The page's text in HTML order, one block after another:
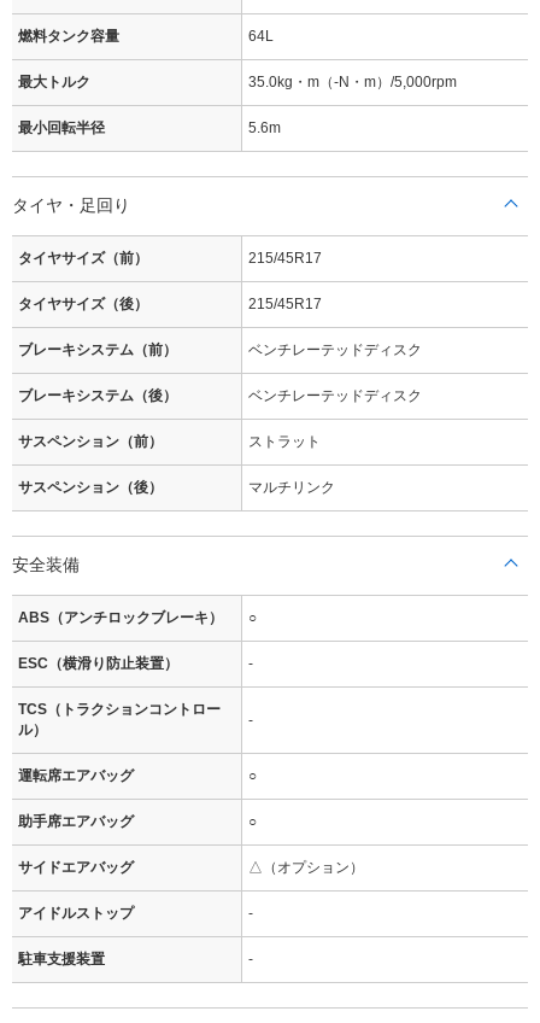
燃料タンク容量 64L
最大トルク 35.0kg・m（-N・m）/5,000rpm
最小回転半径 5.6m
タイヤ・足回り
タイヤサイズ（前） 215/45R17
タイヤサイズ（後） 215/45R17
ブレーキシステム（前） ベンチレーテッドディスク
ブレーキシステム（後） ベンチレーテッドディスク
サスペンション（前） ストラット
サスペンション（後） マルチリンク
安全装備
ABS（アンチロックブレーキ） ○
ESC（横滑り防止装置） -
TCS（トラクションコントロー
ル）
-
運転席エアバッグ ○
助手席エアバッグ ○
サイドエアバッグ △（オプション）
アイドルストップ -
駐車支援装置 -